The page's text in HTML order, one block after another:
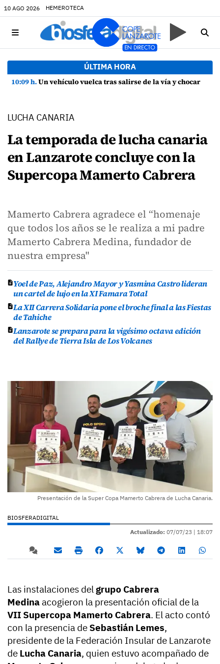
10 AGO 2026 HEMEROTECA
ÚLTIMA HORA
10:09 h.Un vehículo vuelca tras salirse de la vía y chocar contra una farola en Uga
LUCHA CANARIA
La temporada de lucha canaria
en Lanzarote concluye con la
Supercopa Mamerto Cabrera
Mamerto Cabrera agradece el “homenaje
que todos los años se le realiza a mi padre
Mamerto Cabrera Medina, fundador de
nuestra empresa"
Yoel de Paz, Alejandro Mayor y Yasmina Castro lideran
un cartel de lujo en la XI Famara Total
La XII Carrera Solidaria pone el broche final a las Fiestas
de Tahiche
Lanzarote se prepara para la vigésimo octava edición
del Rallye de Tierra Isla de Los Volcanes
Presentación de la Super Copa Mamerto Cabrera de Lucha Canaria.
BIOSFERADIGITAL
Actualizado: 07/07/23 | 18:07
Las instalaciones del grupo Cabrera
Medinaacogieron la presentación oficial de la
VII Supercopa Mamerto Cabrera. El acto contó
con la presencia de Sebastián Lemes,
presidente de la Federación Insular de Lanzarote
de Lucha Canaria, quien estuvo acompañado de